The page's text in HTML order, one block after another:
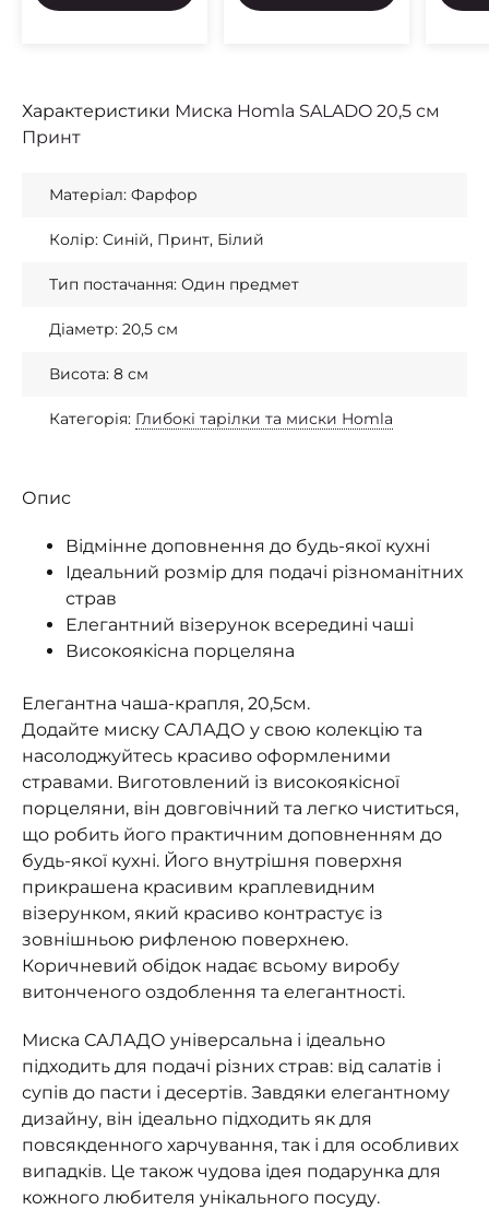
Характеристики Миска Homla SALADO 20,5 см
Принт
Матеріал: Фарфор
Колір: Синій, Принт, Білий
Тип постачання: Один предмет
Діаметр: 20,5 см
Висота: 8 см
Категорія: Глибокі тарілки та миски Homla
Опис
Відмінне доповнення до будь-якої кухні
Ідеальний розмір для подачі різноманітних
страв
Елегантний візерунок всередині чаші
Високоякісна порцеляна
Елегантна чаша-крапля, 20,5см.
Додайте миску САЛАДО у свою колекцію та
насолоджуйтесь красиво оформленими
стравами. Виготовлений із високоякісної
порцеляни, він довговічний та легко чиститься,
що робить його практичним доповненням до
будь-якої кухні. Його внутрішня поверхня
прикрашена красивим краплевидним
візерунком, який красиво контрастує із
зовнішньою рифленою поверхнею.
Коричневий обідок надає всьому виробу
витонченого оздоблення та елегантності.
Миска САЛАДО універсальна і ідеально
підходить для подачі різних страв: від салатів і
супів до пасти і десертів. Завдяки елегантному
дизайну, він ідеально підходить як для
повсякденного харчування, так і для особливих
випадків. Це також чудова ідея подарунка для
кожного любителя унікального посуду.